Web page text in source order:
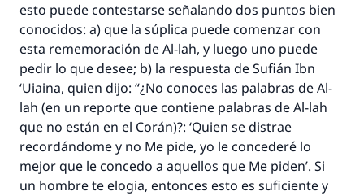
esto puede contestarse señalando dos puntos bien
conocidos: a) que la súplica puede comenzar con
esta rememoración de Al-lah, y luego uno puede
pedir lo que desee; b) la respuesta de Sufián Ibn
‘Uiaina, quien dijo: “¿No conoces las palabras de Al-
lah (en un reporte que contiene palabras de Al-lah
que no están en el Corán)?: ‘Quien se distrae
recordándome y no Me pide, yo le concederé lo
mejor que le concedo a aquellos que Me piden’. Si
un hombre te elogia, entonces esto es suficiente y